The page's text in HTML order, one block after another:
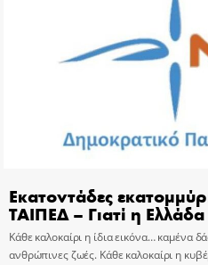
Εκατοντάδες
ΤΑΙΠΕΔ – Γιατί η Ελλάδα
Κάθε καλοκαίρι η ίδια εικόνα… καμένα
ανθρώπινες ζωές. Κάθε καλοκαίρι η